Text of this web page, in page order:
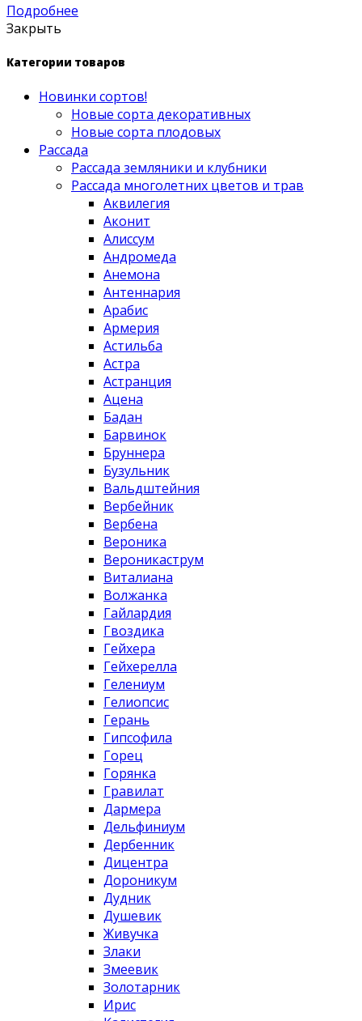
Подробнее
Закрыть
Категории товаров
Новинки сортов!
Новые сорта декоративных
Новые сорта плодовых
Рассада
Рассада земляники и клубники
Рассада многолетних цветов и трав
Аквилегия
Аконит
Алиссум
Андромеда
Анемона
Антеннария
Арабис
Армерия
Астильба
Астра
Астранция
Ацена
Бадан
Барвинок
Бруннера
Бузульник
Вальдштейния
Вербейник
Вербена
Вероника
Вероникаструм
Виталиана
Волжанка
Гайлардия
Гвоздика
Гейхера
Гейхерелла
Гелениум
Гелиопсис
Герань
Гипсофила
Горец
Горянка
Гравилат
Дармера
Дельфиниум
Дербенник
Дицентра
Дороникум
Дудник
Душевик
Живучка
Злаки
Змеевик
Золотарник
Ирис